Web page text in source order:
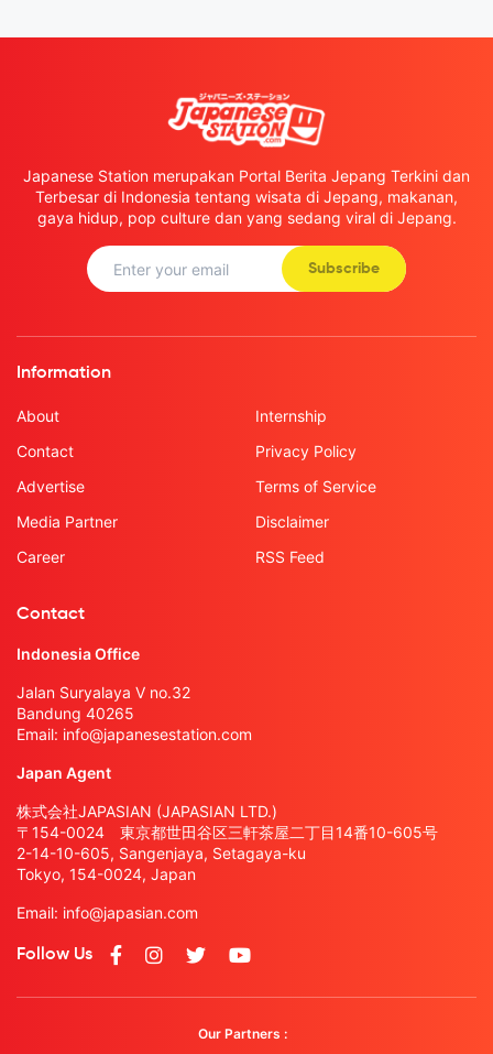
Japanese Station merupakan Portal Berita Jepang Terkini dan
Terbesar di Indonesia tentang wisata di Jepang, makanan,
gaya hidup, pop culture dan yang sedang viral di Jepang.
Subscribe
Information
About
Contact
Advertise
Media Partner
Career
Internship
Privacy Policy
Terms of Service
Disclaimer
RSS Feed
Contact
Indonesia Office
Jalan Suryalaya V no.32
Bandung 40265
Email: info@japanesestation.com
Japan Agent
株式会社JAPASIAN (JAPASIAN LTD.)
〒154-0024 東京都世田谷区三軒茶屋二丁目14番10-605号
2-14-10-605, Sangenjaya, Setagaya-ku
Tokyo, 154-0024, Japan
Email: info@japasian.com
Follow Us
Our Partners :